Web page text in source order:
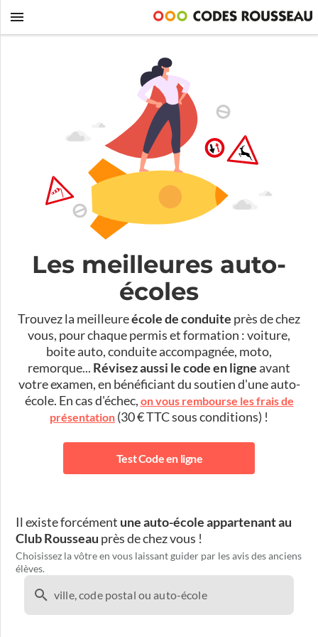
Les meilleures auto-
écoles
Trouvez la meilleureécole de conduite près de chez
vous, pour chaque permis et formation : voiture,
boite auto, conduite accompagnée, moto,
remorque... Révisez aussi le code en ligneavant
votre examen, en bénéficiant du soutien d'une auto-
école. En cas d'échec, on vous rembourse les frais de
présentation (30 € TTC sous conditions) !
Test Code en ligne
Il existe forcément une auto-école appartenant au
Club Rousseau près de chez vous !
Choisissez la vôtre en vous laissant guider par les avis des anciens
élèves.
ville, code postal ou auto-école